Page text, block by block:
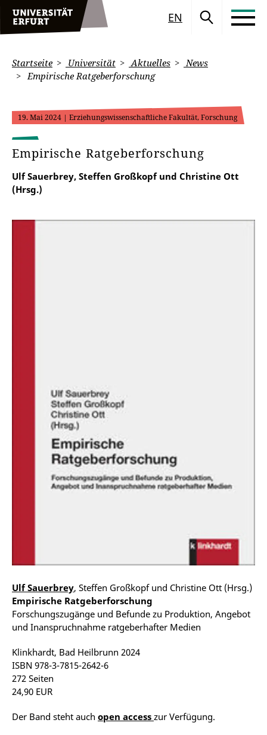
EN
Startseite Universität Aktuelles
News
Empirische Ratgeberforschung
19. Mai 2024 | Erziehungswissenschaftliche Fakultät, Forschung
Empirische Ratgeberforschung
Ulf Sauerbrey, Steffen Großkopf und Christine Ott
(Hrsg.)
Ulf Sauerbrey, Steffen Großkopf und Christine Ott (Hrsg.)
Empirische Ratgeberforschung
Forschungszugänge und Befunde zu Produktion, Angebot
und Inanspruchnahme ratgeberhafter Medien
Klinkhardt, Bad Heilbrunn 2024
ISBN 978-3-7815-2642-6
272 Seiten
24,90 EUR
Der Band steht auch open access zur Verfügung.